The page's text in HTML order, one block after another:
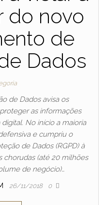
do novo
de
Dados
de Dados avisa os
as informações
No início a maioria
e cumpriu o
de Dados (RGPD) à
chorudas (até 20 milhões
de negócio)…
26/11/2018 0